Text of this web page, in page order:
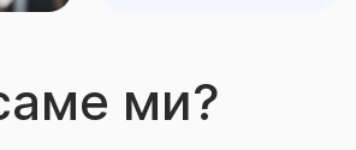
ми?